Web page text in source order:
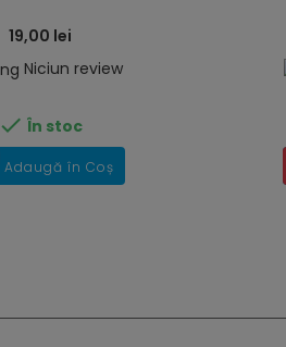
19,00 lei
Niciun review
 În stoc
Adaugă în Coș